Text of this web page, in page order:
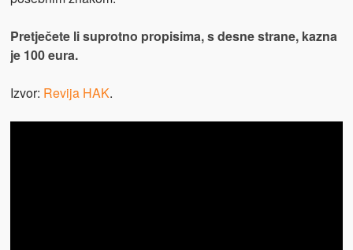
Pretječete li suprotno propisima, s desne strane, kazna
je 100 eura.
Izvor: Revija HAK.